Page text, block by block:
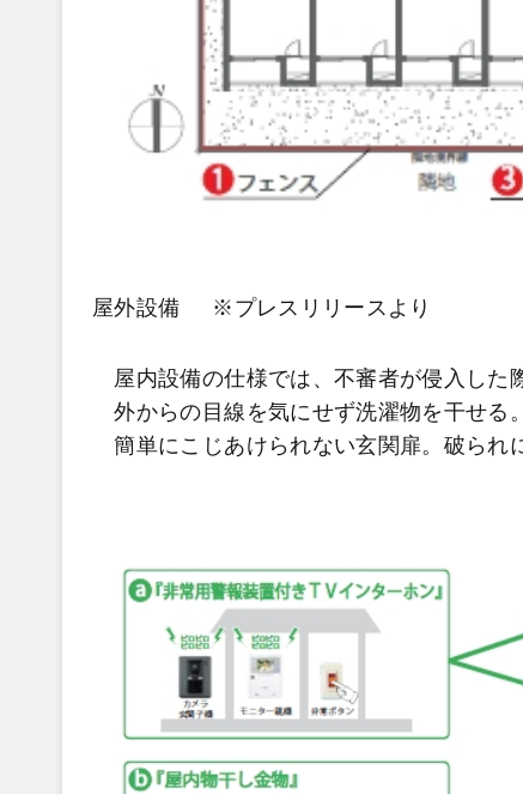
屋外設備 ※プレスリリースより
屋内設備の仕様では、不審者が侵入した
外からの目線を気にせず洗濯物を干せる。
簡単にこじあけられない玄関扉。破られ